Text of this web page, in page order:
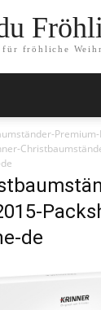
für fröhliche
Premium-
de